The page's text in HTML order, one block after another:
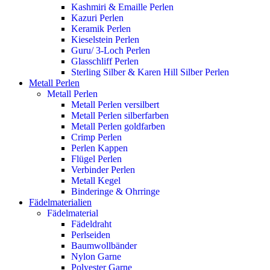
Kashmiri & Emaille Perlen
Kazuri Perlen
Keramik Perlen
Kieselstein Perlen
Guru/ 3-Loch Perlen
Glasschliff Perlen
Sterling Silber & Karen Hill Silber Perlen
Metall Perlen
Metall Perlen
Metall Perlen versilbert
Metall Perlen silberfarben
Metall Perlen goldfarben
Crimp Perlen
Perlen Kappen
Flügel Perlen
Verbinder Perlen
Metall Kegel
Binderinge & Ohrringe
Fädelmaterialien
Fädelmaterial
Fädeldraht
Perlseiden
Baumwollbänder
Nylon Garne
Polyester Garne